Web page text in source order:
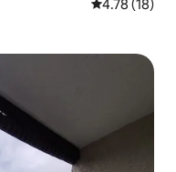
Calificación
4.78 (18)